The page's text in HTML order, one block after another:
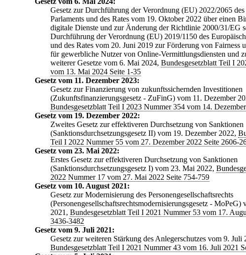
Gesetz zur Durchführung der Verordnung (EU) 2022/2065 des
Parlaments und des Rates vom 19. Oktober 2022 über einen
digitale Dienste und zur Änderung der Richtlinie 2000/31/EG
Durchführung der Verordnung (EU) 2019/1150 des
und des Rates vom 20. Juni 2019 zur Förderung von Fairness
für gewerbliche Nutzer von Online-Vermittlungsdiensten und
weiterer Gesetze vom 6. Mai 2024, Bundesgesetzblatt Teil I
vom 13. Mai 2024 Seite 1-35
Gesetz vom 11. Dezember 2023:
Gesetz zur Finanzierung von zukunftssichernden Investitionen
(Zukunftsfinanzierungsgesetz - ZuFinG) vom 11. Dezember
Bundesgesetzblatt Teil I 2023 Nummer 354 vom 14.
Gesetz vom 19. Dezember 2022:
Zweites Gesetz zur effektiveren Durchsetzung von Sanktionen
(Sanktionsdurchsetzungsgesetz II) vom 19. Dezember 2022,
Teil I 2022 Nummer 55 vom 27. Dezember 2022 Seite 2606-
Gesetz vom 23. Mai 2022:
Erstes Gesetz zur effektiveren Durchsetzung von Sanktionen
(Sanktionsdurchsetzungsgesetz I) vom 23. Mai 2022,
2022 Nummer 17 vom 27. Mai 2022 Seite 754-759
Gesetz vom 10. August 2021:
Gesetz zur Modernisierung des Personengesellschaftsrechts
(Personengesellschaftsrechtsmodernisierungsgesetz - MoPeG)
2021, Bundesgesetzblatt Teil I 2021 Nummer 53 vom 17.
3436-3482
Gesetz vom 9. Juli 2021:
Gesetz zur weiteren Stärkung des Anlegerschutzes vom 9. Juli
Bundesgesetzblatt Teil I 2021 Nummer 43 vom 16. Juli 2021